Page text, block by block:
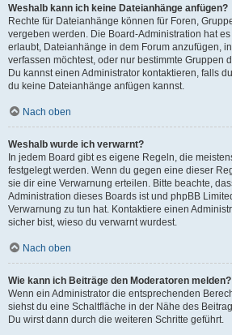
Weshalb kann ich keine Dateianhänge anfügen?
Rechte für Dateianhänge können für Foren,
vergeben werden. Die Board-Administration hat
erlaubt, Dateianhänge in dem Forum anzufügen,
verfassen möchtest, oder nur bestimmte Gruppen
Du kannst einen Administrator kontaktieren, falls
du keine Dateianhänge anfügen kannst.
Nach oben
Weshalb wurde ich verwarnt?
In jedem Board gibt es eigene Regeln, die
festgelegt werden. Wenn du gegen eine dieser
sie dir eine Verwarnung erteilen. Bitte beachte,
Administration dieses Boards ist und phpBB
Verwarnung zu tun hat. Kontaktiere einen
sicher bist, wieso du verwarnt wurdest.
Nach oben
Wie kann ich Beiträge den Moderatoren melden?
Wenn ein Administrator die entsprechenden
siehst du eine Schaltfläche in der Nähe des
Du wirst dann durch die weiteren Schritte geführt.